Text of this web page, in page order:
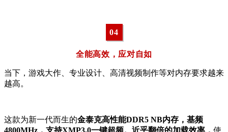
04
全能高效，应对自如
当下，游戏大作、专业设计、高清视频制作等对内存要求越来
越高。
这款为新一代而生的金泰克高性能DDR5 NB内存，基频
4800MHz，支持XMP3.0一键超频。近乎翻倍的加载效率， 使